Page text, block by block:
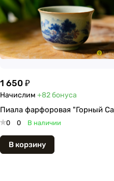
1 650 ₽
Начислим +82бонуса
Пиала фарфоровая "Горный
0 0 В наличии
В корзину